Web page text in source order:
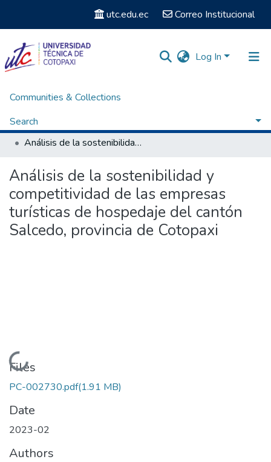
utc.edu.ec Correo Institucional
Log In
Communities & Collections
Search
Statistics
Home
Titulación - Licenciatura en Turismo
Análisis de la sostenibilidad y competitividad de las empresas turísticas de hospedaje del cantón Salcedo, provincia de Cotopaxi
Análisis de la sostenibilidad y
competitividad de las empresas
turísticas de hospedaje del cantón
Salcedo, provincia de Cotopaxi
Loading...
Files
PC-002730.pdf(1.91 MB)
Date
2023-02
Authors